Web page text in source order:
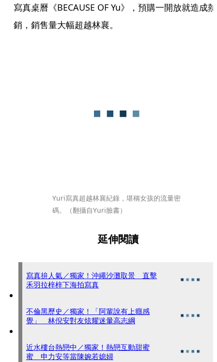
寫真桌曆《BECAUSE OF Yu》，預購一開放就造成熱
銷，銷售量大幅超越林襄。
Yuri寫真超越林襄紀錄，堪稱女孩的流量密
碼。（翻攝自Yuri臉書）
延伸閱讀
寫真拚人氣／獨家！沖繩沙灘取景 直擊
禾羽拉梓梓下海拍寫真
不倫黑歷史／獨家！「阿輩說有上癮感
覺」 林倪安對友炫耀迷暈高志綱
近水樓台熱戀中／獨家！熱戀互動甜蜜
蜜 申力安等當陳婉若媳婦